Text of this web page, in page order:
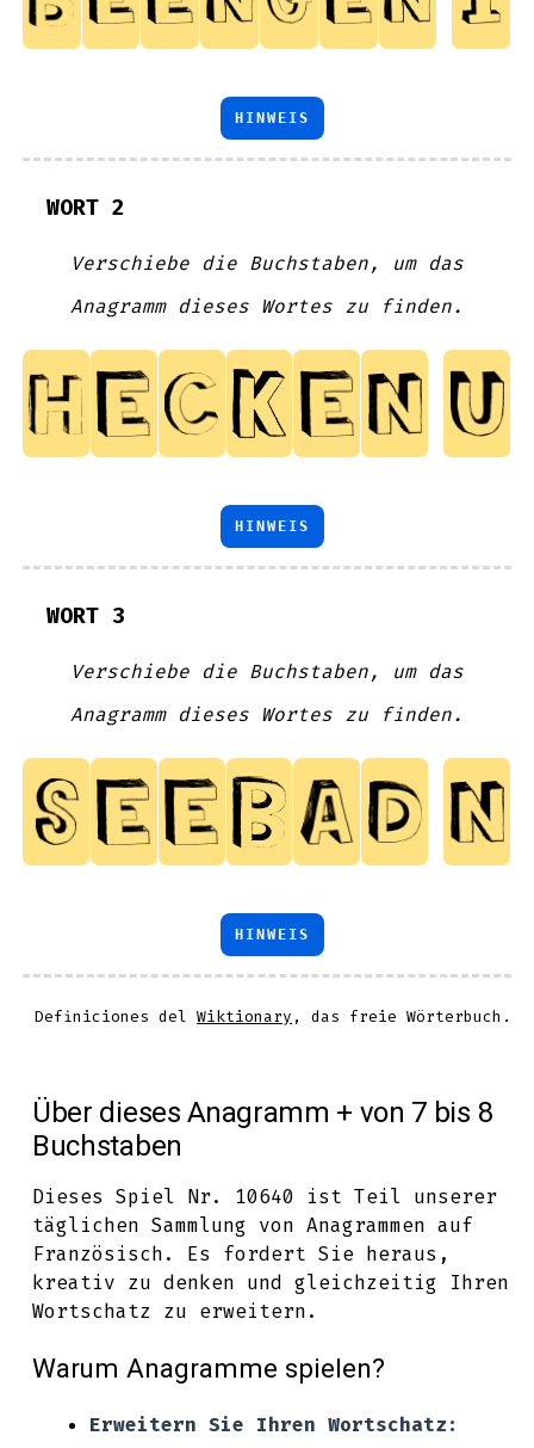
HINWEIS
WORT 2
Verschiebe die Buchstaben, um das
Anagramm dieses Wortes zu finden.
HINWEIS
WORT 3
Verschiebe die Buchstaben, um das
Anagramm dieses Wortes zu finden.
HINWEIS
Definiciones delWiktionary , das freie Wörterbuch.
Über dieses Anagramm + von 7 bis 8
Buchstaben
Dieses Spiel Nr. 10640 ist Teil unserer
täglichen Sammlung von Anagrammen auf
Französisch. Es fordert Sie heraus,
kreativ zu denken und gleichzeitig Ihren
Wortschatz zu erweitern.
Warum Anagramme spielen?
Erweitern Sie Ihren Wortschatz: